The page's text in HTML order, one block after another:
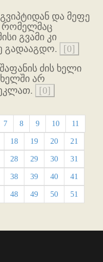
და მეფე
რომელმაც
გვამი კი
გადააგდო.
[0]
ძის ხელი
არ
[0]
7 8 9 10 11
18 19 20 21
28 29 30 31
38 39 40 41
48 49 50 51